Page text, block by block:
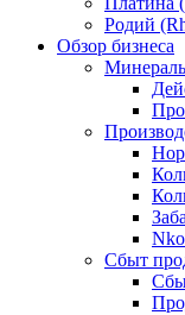
Родий
Обзор бизнеса
Сбыт